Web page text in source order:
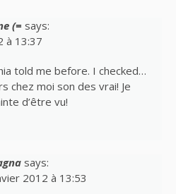
(= says:
à 13:37
told me before. I checked…
chez moi son des vrai! Je
d’être vu!
says:
2012 à 13:53